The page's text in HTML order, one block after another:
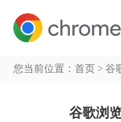
您当前位置：首页 > 谷
谷歌浏